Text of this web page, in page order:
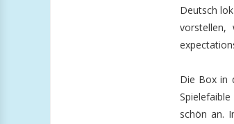
Deutsch
Die Box in
schön an.